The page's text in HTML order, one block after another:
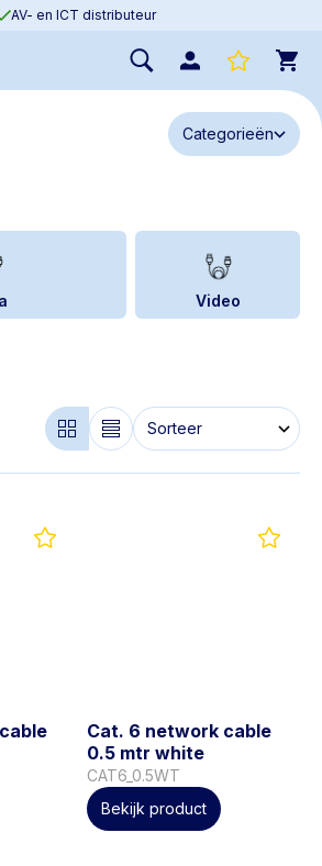
AV- en ICT distributeur
Categorieën
Video
Cat. 6 network cable
0.5 mtr white
CAT6_0.5WT
Bekijk product